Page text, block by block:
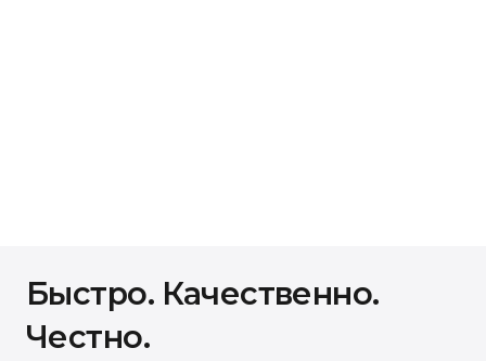
Быстро. Качественно.
Честно.